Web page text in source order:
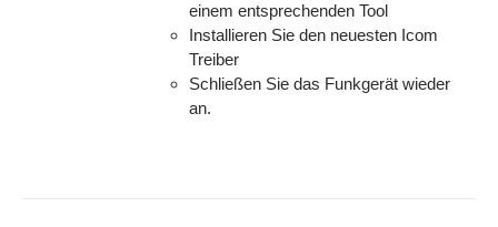
einem entsprechenden Tool
Installieren Sie den neuesten Icom
Treiber
Schließen Sie das Funkgerät wieder
an.